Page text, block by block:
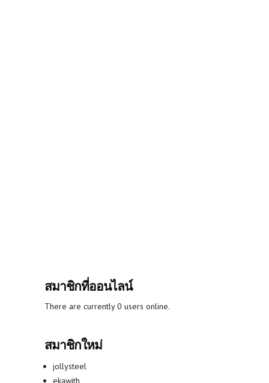
สมาชิกที่ออนไลน์
There are currently 0 users online.
สมาชิกใหม่
jollysteel
ekawith